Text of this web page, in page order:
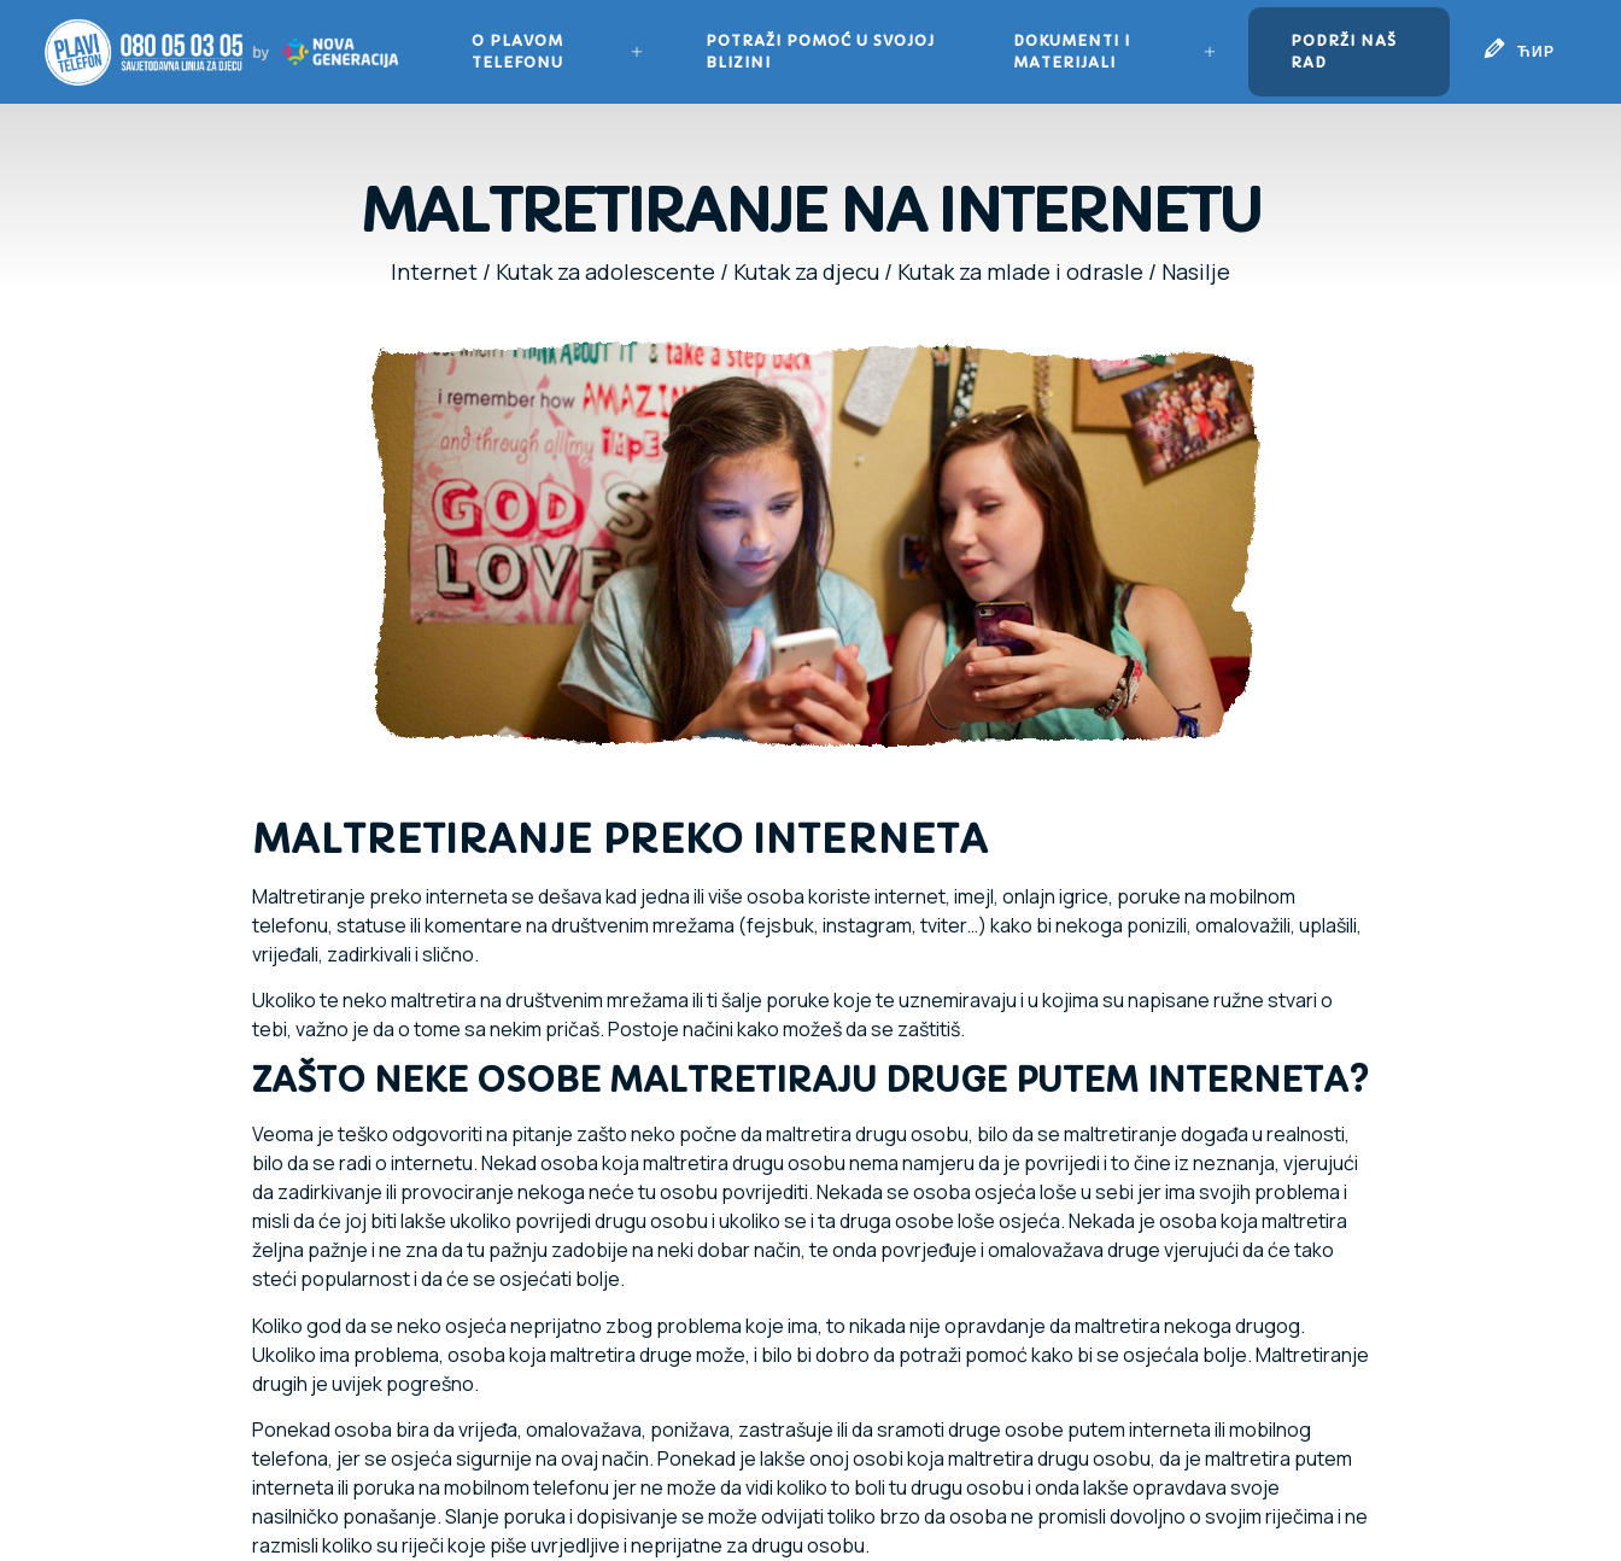
O PLAVOM
TELEFONU
POTRAŽI POMOĆ U SVOJOJ
BLIZINI
DOKUMENTI I
MATERIJALI
PODRŽI NAŠ
RAD
ЋИР
MALTRETIRANJE NA INTERNETU
Internet / Kutak za adolescente / Kutak za djecu / Kutak za mlade i odrasle / Nasilje
MALTRETIRANJE PREKO INTERNETA
Maltretiranje preko interneta se dešava kad jedna ili više osoba koriste internet, imejl, onlajn igrice, poruke na mobilnom
telefonu, statuse ili komentare na društvenim mrežama (fejsbuk, instagram, tviter…) kako bi nekoga ponizili, omalovažili, uplašili,
vrijeđali, zadirkivali i slično.
Ukoliko te neko maltretira na društvenim mrežama ili ti šalje poruke koje te uznemiravaju i u kojima su napisane ružne stvari o
tebi, važno je da o tome sa nekim pričaš. Postoje načini kako možeš da se zaštitiš.
ZAŠTO NEKE OSOBE MALTRETIRAJU DRUGE PUTEM INTERNETA?
Veoma je teško odgovoriti na pitanje zašto neko počne da maltretira drugu osobu, bilo da se maltretiranje događa u realnosti,
bilo da se radi o internetu. Nekad osoba koja maltretira drugu osobu nema namjeru da je povrijedi i to čine iz neznanja, vjerujući
da zadirkivanje ili provociranje nekoga neće tu osobu povrijediti. Nekada se osoba osjeća loše u sebi jer ima svojih problema i
misli da će joj biti lakše ukoliko povrijedi drugu osobu i ukoliko se i ta druga osobe loše osjeća. Nekada je osoba koja maltretira
željna pažnje i ne zna da tu pažnju zadobije na neki dobar način, te onda povrjeđuje i omalovažava druge vjerujući da će tako
steći popularnost i da će se osjećati bolje.
Koliko god da se neko osjeća neprijatno zbog problema koje ima, to nikada nije opravdanje da maltretira nekoga drugog.
Ukoliko ima problema, osoba koja maltretira druge može, i bilo bi dobro da potraži pomoć kako bi se osjećala bolje. Maltretiranje
drugih je uvijek pogrešno.
Ponekad osoba bira da vrijeđa, omalovažava, ponižava, zastrašuje ili da sramoti druge osobe putem interneta ili mobilnog
telefona, jer se osjeća sigurnije na ovaj način. Ponekad je lakše onoj osobi koja maltretira drugu osobu, da je maltretira putem
interneta ili poruka na mobilnom telefonu jer ne može da vidi koliko to boli tu drugu osobu i onda lakše opravdava svoje
nasilničko ponašanje. Slanje poruka i dopisivanje se može odvijati toliko brzo da osoba ne promisli dovoljno o svojim riječima i ne
razmisli koliko su riječi koje piše uvrjedljive i neprijatne za drugu osobu.